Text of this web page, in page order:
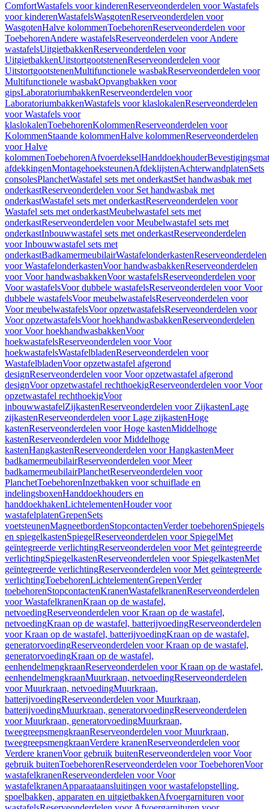
ComfortWastafels voor kinderenReserveonderdelen voor Wastafels
voor kinderenWastafelsWasgotenReserveonderdelen voor
WasgotenHalve kolommenToebehorenReserveonderdelen voor
ToebehorenAndere wastafelsReserveonderdelen voor Andere
wastafelsUitgietbakkenReserveonderdelen voor
UitgietbakkenUitstortgootstenenReserveonderdelen voor
UitstortgootstenenMultifunctionele wasbakReserveonderdelen voor
Multifunctionele wasbakOpvangbakken voor
gipsLaboratoriumbakkenReserveonderdelen voor
LaboratoriumbakkenWastafels voor klaslokalenReserveonderdelen
voor Wastafels voor
klaslokalenToebehorenKolommenReserveonderdelen voor
KolommenStaande kolommenHalve kolommenReserveonderdelen
voor Halve
kolommenToebehorenAfvoerdekselHanddoekhouder
afdekkingenMontagehoeksteunenAfdeklijstenAchterwandplatenSets
consolesPlanchetWastafel sets met onderkastSet handwasbak met
onderkastReserveonderdelen voor Set handwasbak met
onderkastWastafel sets met onderkastReserveonderdelen voor
Wastafel sets met onderkastMeubelwastafel sets met
onderkastReserveonderdelen voor Meubelwastafel sets met
onderkastInbouwwastafel sets met onderkastReserveonderdelen
voor Inbouwwastafel sets met
onderkastBadkamermeubilairWastafelonderkastenReserveonderdelen
voor WastafelonderkastenVoor handwasbakkenReserveonderdelen
voor Voor handwasbakkenVoor wastafelsReserveonderdelen voor
Voor wastafelsVoor dubbele wastafelsReserveonderdelen voor Voor
dubbele wastafelsVoor meubelwastafelsReserveonderdelen voor
Voor meubelwastafelsVoor opzetwastafelsReserveonderdelen voor
Voor opzetwastafelsVoor hoekhandwasbakkenReserveonderdelen
voor Voor hoekhandwasbakkenVoor
hoekwastafelsReserveonderdelen voor Voor
hoekwastafelsWastafelbladenReserveonderdelen voor
WastafelbladenVoor opzetwastafel afgerond
designReserveonderdelen voor Voor opzetwastafel afgerond
designVoor opzetwastafel rechthoekigReserveonderdelen voor Voor
opzetwastafel rechthoekigVoor
inbouwwastafelZijkastenReserveonderdelen voor ZijkastenLage
zijkastenReserveonderdelen voor Lage zijkastenHoge
kastenReserveonderdelen voor Hoge kastenMiddelhoge
kastenReserveonderdelen voor Middelhoge
kastenHangkastenReserveonderdelen voor HangkastenMeer
badkamermeubilairReserveonderdelen voor Meer
badkamermeubilairPlanchetReserveonderdelen voor
PlanchetToebehorenInzetbakken voor schuiflade en
indelingsboxenHanddoekhouders en
handdoekhakenLichtelementenHouder voor
wastafelplatenGrepenSets
voetsteunenMagneetbordenStopcontactenVerder toebehorenSpiegels
en spiegelkastenSpiegelReserveonderdelen voor SpiegelMet
geïntegreerde verlichtingReserveonderdelen voor Met geïntegreerde
verlichtingSpiegelkastenReserveonderdelen voor SpiegelkastenMet
geïntegreerde verlichtingReserveonderdelen voor Met geïntegreerde
verlichtingToebehorenLichtelementenGrepenVerder
toebehorenStopcontactenKranenWastafelkranenReserveonderdelen
voor WastafelkranenKraan op de wastafel,
netvoedingReserveonderdelen voor Kraan op de wastafel,
netvoedingKraan op de wastafel, batterijvoedingReserveonderdelen
voor Kraan op de wastafel, batterijvoedingKraan op de wastafel,
generatorvoedingReserveonderdelen voor Kraan op de wastafel,
generatorvoedingKraan op de wastafel,
eenhendelmengkraanReserveonderdelen voor Kraan op de wastafel,
eenhendelmengkraanMuurkraan, netvoedingReserveonderdelen
voor Muurkraan, netvoedingMuurkraan,
batterijvoedingReserveonderdelen voor Muurkraan,
batterijvoedingMuurkraan, generatorvoedingReserveonderdelen
voor Muurkraan, generatorvoedingMuurkraan,
tweegreepsmengkraanReserveonderdelen voor Muurkraan,
tweegreepsmengkraanVerdere kranenReserveonderdelen voor
Verdere kranenVoor gebruik buitenReserveonderdelen voor Voor
gebruik buitenToebehorenReserveonderdelen voor ToebehorenVoor
wastafelkranenReserveonderdelen voor Voor
wastafelkranenApparaataansluitingen voor wastafelopstelling,
spoelbakken, apparaten en uitgietbakkenAfvoergarnituren voor